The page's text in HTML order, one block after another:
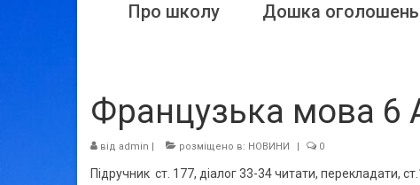
Про школу Дошка оголошень
Французька мова 6
від admin | розміщено в: НОВИНИ | 0
Підручник ст. 177, діалог 33-34 читати, перекладати,